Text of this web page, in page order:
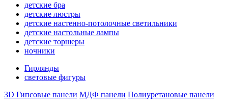
детские бра
детские люстры
детские настенно-потолочные светильники
детские настольные лампы
детские торшеры
ночники
Гирлянды
световые фигуры
3D Гипсовые панели МДФ панели Полиуретановые панели